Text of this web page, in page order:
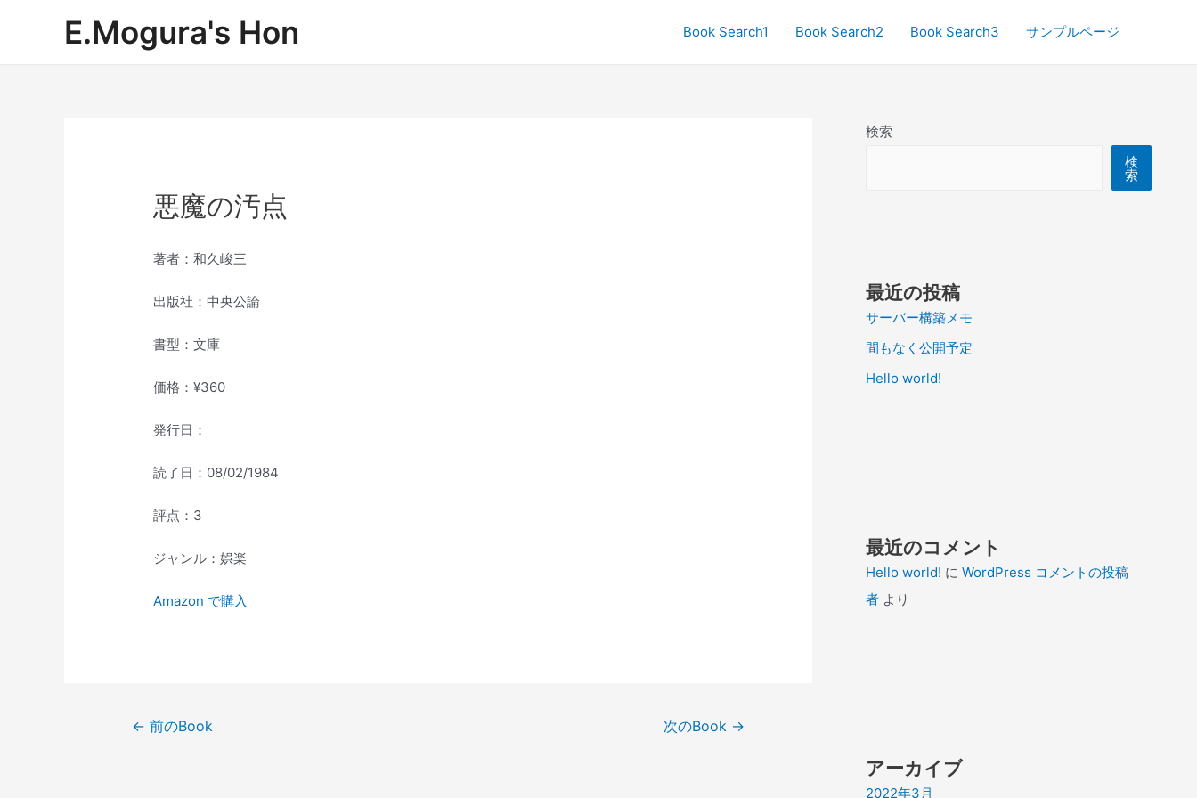
E.Mogura's Hon Book Search1 Book Search2 Book Search3 サンプルページ
悪魔の汚点
著者：和久峻三
出版社：中央公論
書型：文庫
価格：¥360
発行日：
読了日：08/02/1984
評点：3
ジャンル：娯楽
Amazon で購入
← 前のBook 次のBook →
検索
検
索
最近の投稿
サーバー構築メモ
間もなく公開予定
Hello world!
最近のコメント
Hello world! に WordPress コメントの投稿
者 より
アーカイブ
2022年3月